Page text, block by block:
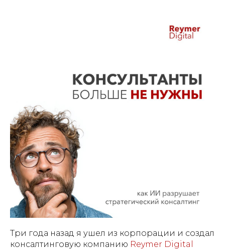
Три года назад я ушел из корпорации и создал
консалтинговую компанию Reymer Digital